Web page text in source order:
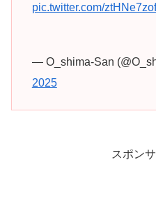
pic.twitter.com/
— O_shima-San
2025
スポン